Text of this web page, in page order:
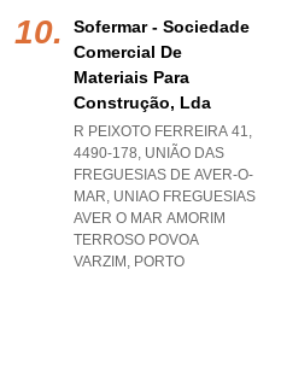
Sofermar - Sociedade
Comercial De
Materiais Para
Construção, Lda
R PEIXOTO FERREIRA 41,
4490-178, UNIÃO DAS
FREGUESIAS DE AVER-O-
MAR, UNIAO FREGUESIAS
AVER O MAR AMORIM
TERROSO POVOA
VARZIM , PORTO